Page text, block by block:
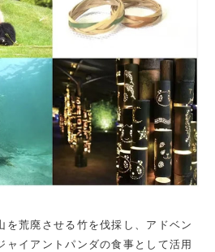
を荒廃させる竹を伐採し、アドベン
ャイアントパンダの食事として活用